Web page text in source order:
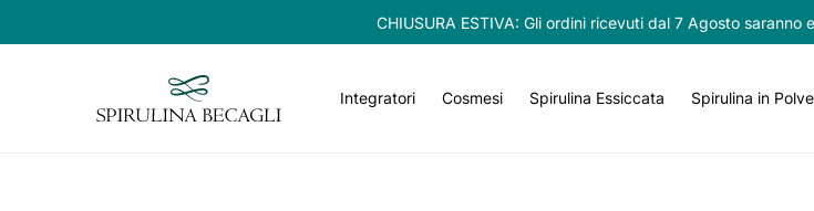
CHIUSURA ESTIVA: Gli ordini ricevuti dal 7 Agosto
Integratori Cosmesi Spirulina Essiccata Spirulina in